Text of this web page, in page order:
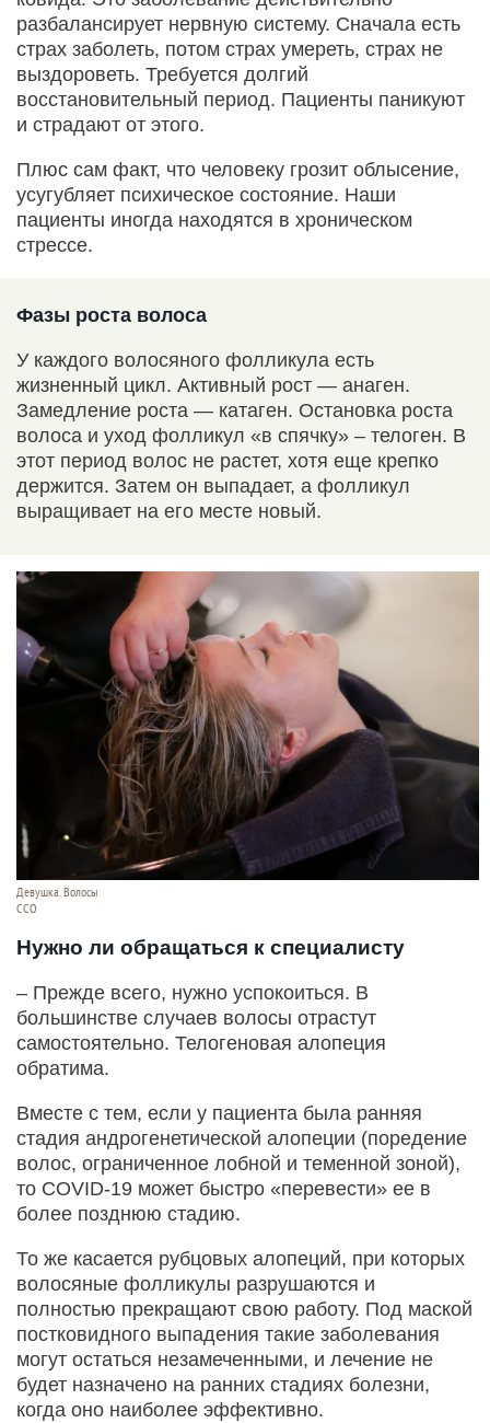
разбалансирует нервную систему. Сначала есть
страх заболеть, потом страх умереть, страх не
выздороветь. Требуется долгий
восстановительный период. Пациенты паникуют
и страдают от этого.
Плюс сам факт, что человеку грозит облысение,
усугубляет психическое состояние. Наши
пациенты иногда находятся в хроническом
стрессе.
Фазы роста волоса
У каждого волосяного фолликула есть
жизненный цикл. Активный рост — анаген.
Замедление роста — катаген. Остановка роста
волоса и уход фолликул «в спячку» – телоген. В
этот период волос не растет, хотя еще крепко
держится. Затем он выпадает, а фолликул
выращивает на его месте новый.
Девушка. Волосы
ССО
Нужно ли обращаться к специалисту
– Прежде всего, нужно успокоиться. В
большинстве случаев волосы отрастут
самостоятельно. Телогеновая алопеция
обратима.
Вместе с тем, если у пациента была ранняя
стадия андрогенетической алопеции (поредение
волос, ограниченное лобной и теменной зоной),
то COVID-19 может быстро «перевести» ее в
более позднюю стадию.
То же касается рубцовых алопеций, при которых
волосяные фолликулы разрушаются и
полностью прекращают свою работу. Под маской
постковидного выпадения такие заболевания
могут остаться незамеченными, и лечение не
будет назначено на ранних стадиях болезни,
когда оно наиболее эффективно.